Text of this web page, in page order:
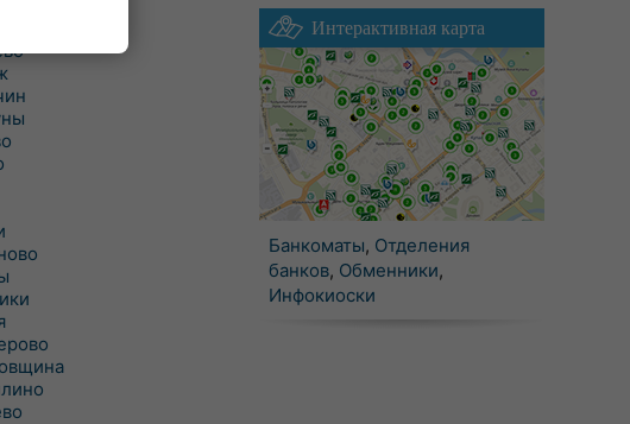
Интерактивная карта
Банкоматы, Отделения
банков, Обменники,
Инфокиоски